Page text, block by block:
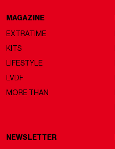
MAGAZINE
EXTRATIME
KITS
LIFESTYLE
LVDF
MORE THAN
NEWSLETTER